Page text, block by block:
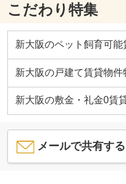
こだわり特集
新大阪のペット飼育可
新大阪の戸建て賃貸物件
新大阪の敷金・礼金0賃
メールで共有する